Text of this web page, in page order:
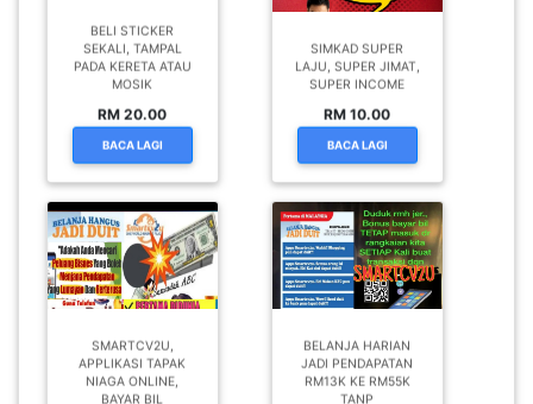
BELI STICKER
SEKALI, TAMPAL
PADA KERETA ATAU
MOSIK
RM 20.00
BACA LAGI
SIMKAD SUPER
LAJU, SUPER JIMAT,
SUPER INCOME
RM 10.00
BACA LAGI
SMARTCV2U,
APPLIKASI TAPAK
NIAGA ONLINE,
BAYAR BIL
BELANJA HARIAN
JADI PENDAPATAN
RM13K KE RM55K
TANP